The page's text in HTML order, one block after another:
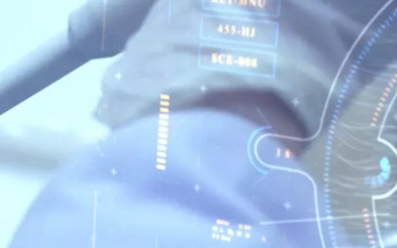
русский
español
português
日本語